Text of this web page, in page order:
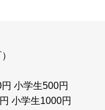
小学生500円
小学生1000円